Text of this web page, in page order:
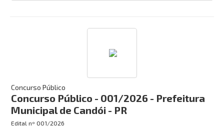
Concurso Público
Concurso Público - 001/2026 - Prefeitura
Municipal de Candói - PR
Edital nº 001/2026